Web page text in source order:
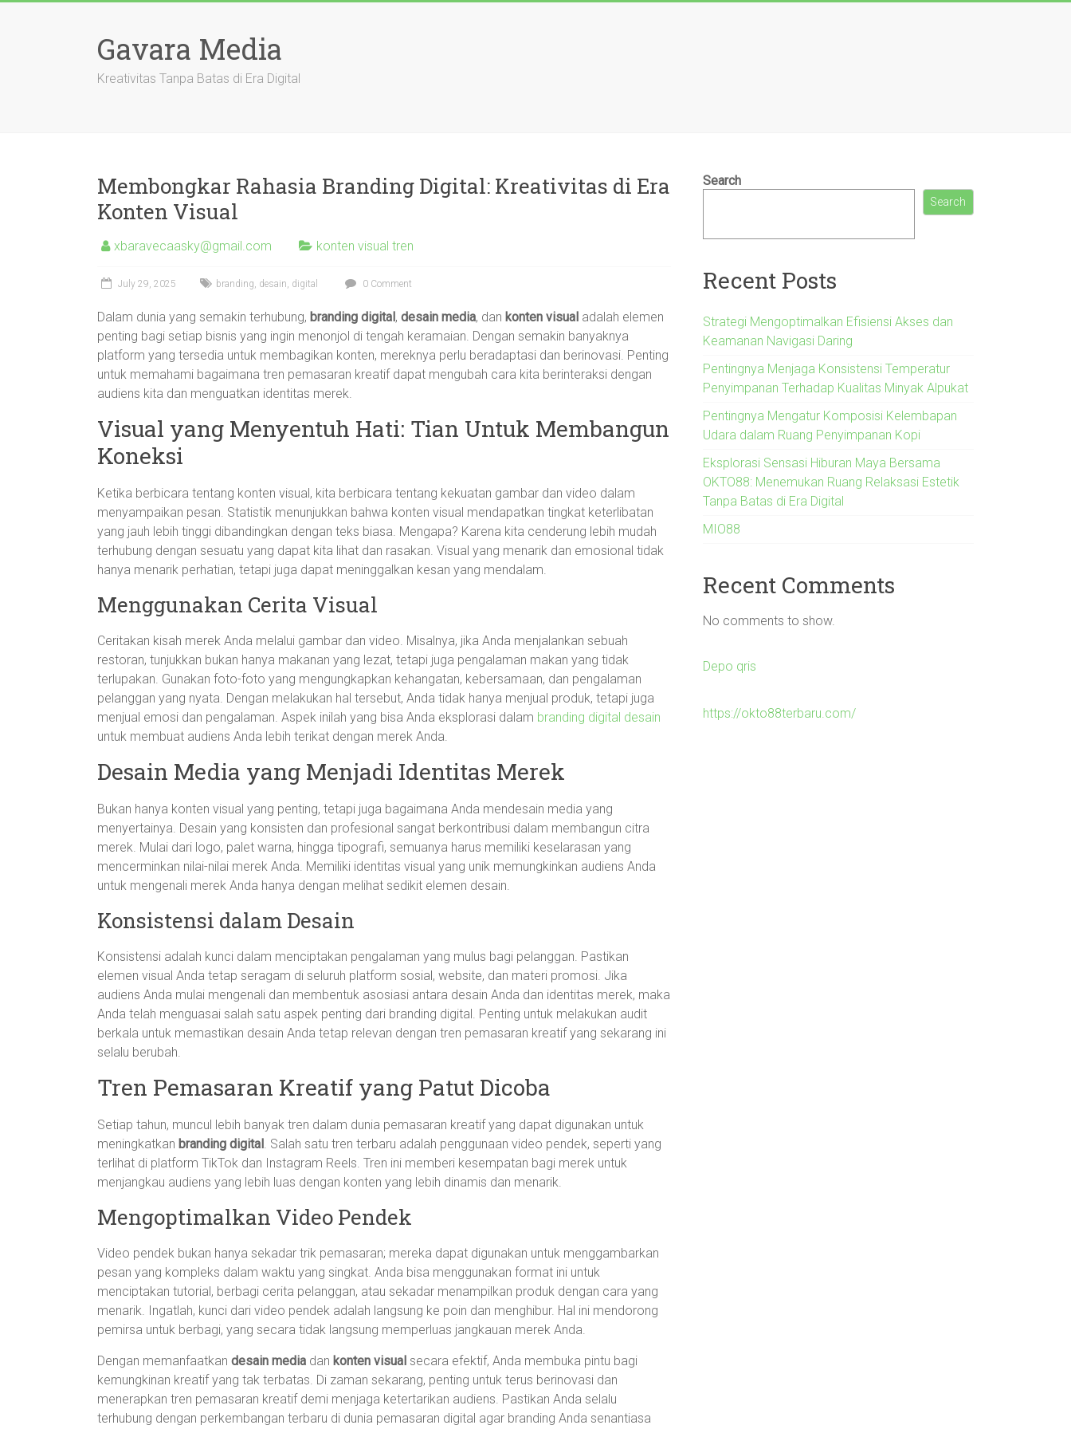
Gavara Media
Kreativitas Tanpa Batas di Era Digital
Membongkar Rahasia Branding Digital: Kreativitas di Era
Konten Visual
xbaravecaasky@gmail.com konten visual tren
July 29, 2025 branding, desain, digital 0 Comment
Dalam dunia yang semakin terhubung, branding digital, desain media, dan konten visual adalah elemen
penting bagi setiap bisnis yang ingin menonjol di tengah keramaian. Dengan semakin banyaknya
platform yang tersedia untuk membagikan konten, mereknya perlu beradaptasi dan berinovasi. Penting
untuk memahami bagaimana tren pemasaran kreatif dapat mengubah cara kita berinteraksi dengan
audiens kita dan menguatkan identitas merek.
Visual yang Menyentuh Hati: Tian Untuk Membangun
Koneksi
Ketika berbicara tentang konten visual, kita berbicara tentang kekuatan gambar dan video dalam
menyampaikan pesan. Statistik menunjukkan bahwa konten visual mendapatkan tingkat keterlibatan
yang jauh lebih tinggi dibandingkan dengan teks biasa. Mengapa? Karena kita cenderung lebih mudah
terhubung dengan sesuatu yang dapat kita lihat dan rasakan. Visual yang menarik dan emosional tidak
hanya menarik perhatian, tetapi juga dapat meninggalkan kesan yang mendalam.
Menggunakan Cerita Visual
Ceritakan kisah merek Anda melalui gambar dan video. Misalnya, jika Anda menjalankan sebuah
restoran, tunjukkan bukan hanya makanan yang lezat, tetapi juga pengalaman makan yang tidak
terlupakan. Gunakan foto-foto yang mengungkapkan kehangatan, kebersamaan, dan pengalaman
pelanggan yang nyata. Dengan melakukan hal tersebut, Anda tidak hanya menjual produk, tetapi juga
menjual emosi dan pengalaman. Aspek inilah yang bisa Anda eksplorasi dalam branding digital desain
untuk membuat audiens Anda lebih terikat dengan merek Anda.
Desain Media yang Menjadi Identitas Merek
Bukan hanya konten visual yang penting, tetapi juga bagaimana Anda mendesain media yang
menyertainya. Desain yang konsisten dan profesional sangat berkontribusi dalam membangun citra
merek. Mulai dari logo, palet warna, hingga tipografi, semuanya harus memiliki keselarasan yang
mencerminkan nilai-nilai merek Anda. Memiliki identitas visual yang unik memungkinkan audiens Anda
untuk mengenali merek Anda hanya dengan melihat sedikit elemen desain.
Konsistensi dalam Desain
Konsistensi adalah kunci dalam menciptakan pengalaman yang mulus bagi pelanggan. Pastikan
elemen visual Anda tetap seragam di seluruh platform sosial, website, dan materi promosi. Jika
audiens Anda mulai mengenali dan membentuk asosiasi antara desain Anda dan identitas merek, maka
Anda telah menguasai salah satu aspek penting dari branding digital. Penting untuk melakukan audit
berkala untuk memastikan desain Anda tetap relevan dengan tren pemasaran kreatif yang sekarang ini
selalu berubah.
Tren Pemasaran Kreatif yang Patut Dicoba
Setiap tahun, muncul lebih banyak tren dalam dunia pemasaran kreatif yang dapat digunakan untuk
meningkatkan branding digital. Salah satu tren terbaru adalah penggunaan video pendek, seperti yang
terlihat di platform TikTok dan Instagram Reels. Tren ini memberi kesempatan bagi merek untuk
menjangkau audiens yang lebih luas dengan konten yang lebih dinamis dan menarik.
Mengoptimalkan Video Pendek
Video pendek bukan hanya sekadar trik pemasaran; mereka dapat digunakan untuk menggambarkan
pesan yang kompleks dalam waktu yang singkat. Anda bisa menggunakan format ini untuk
menciptakan tutorial, berbagi cerita pelanggan, atau sekadar menampilkan produk dengan cara yang
menarik. Ingatlah, kunci dari video pendek adalah langsung ke poin dan menghibur. Hal ini mendorong
pemirsa untuk berbagi, yang secara tidak langsung memperluas jangkauan merek Anda.
Dengan memanfaatkan desain media dan konten visual secara efektif, Anda membuka pintu bagi
kemungkinan kreatif yang tak terbatas. Di zaman sekarang, penting untuk terus berinovasi dan
menerapkan tren pemasaran kreatif demi menjaga ketertarikan audiens. Pastikan Anda selalu
terhubung dengan perkembangan terbaru di dunia pemasaran digital agar branding Anda senantiasa
Search
Search
Recent Posts
Strategi Mengoptimalkan Efisiensi Akses dan
Keamanan Navigasi Daring
Pentingnya Menjaga Konsistensi Temperatur
Penyimpanan Terhadap Kualitas Minyak Alpukat
Pentingnya Mengatur Komposisi Kelembapan
Udara dalam Ruang Penyimpanan Kopi
Eksplorasi Sensasi Hiburan Maya Bersama
OKTO88: Menemukan Ruang Relaksasi Estetik
Tanpa Batas di Era Digital
MIO88
Recent Comments
No comments to show.
Depo qris
https://okto88terbaru.com/